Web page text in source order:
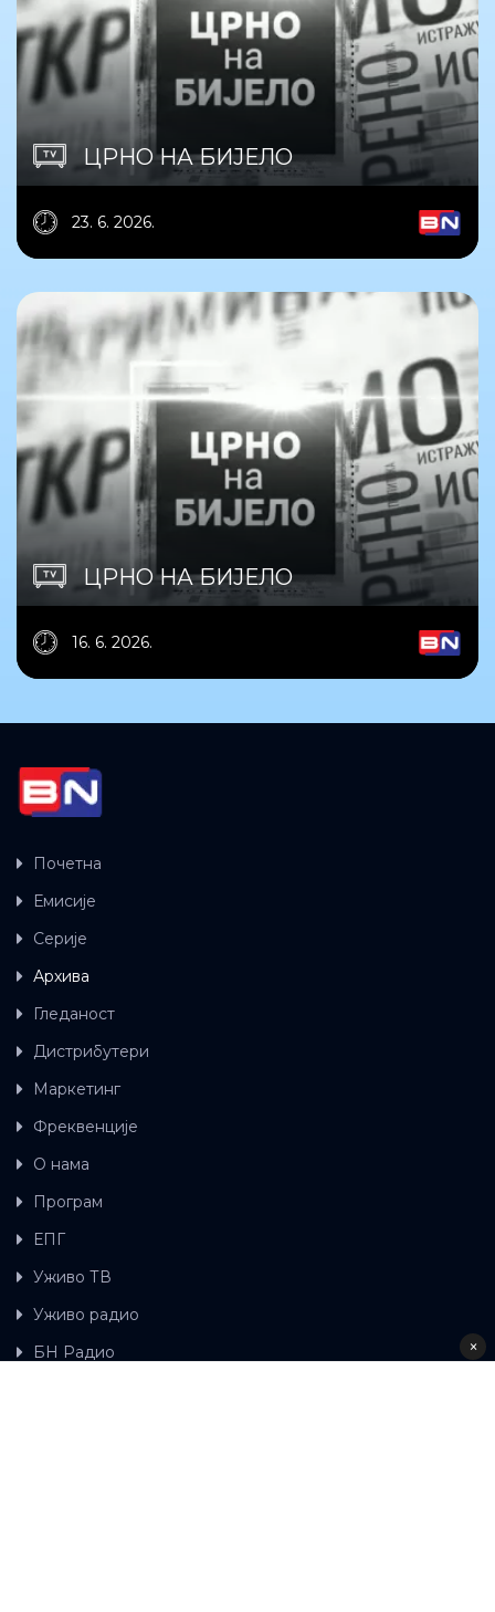
ЦРНО НА БИЈЕЛО
23. 6. 2026.
ЦРНО НА БИЈЕЛО
16. 6. 2026.
Почетна
Емисије
Серије
Архива
Гледаност
Дистрибутери
Маркетинг
Фреквенције
О нама
Програм
ЕПГ
Уживо ТВ
Уживо радио
БН Радио
×